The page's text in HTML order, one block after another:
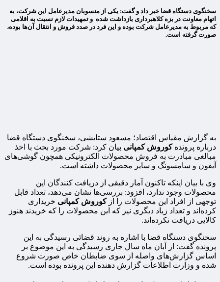
سخنگوی دستگاه قضا خبر داد و گفت: یکی از منسوبان مدیرعامل این شرکت، به
اتهام معاونت در بزه کلاهبرداری بازداشت شده و تمهیدات لازم نسبت به اقلامی
که مربوط به مدیرعامل شرکت بوده و این فرد در صدد فروش و انتقال آن‌ها بوده،
صورت گرفته است.
به گزارش مقیاس اقتصاد؛ مسعود ستایشی، سخنگوی دستگاه قضا
درباره پروندهکوروش کمپانی بیان کرد: شرکت مورد بحث با اخذ
مبالغی مبادرت به فروش محصولات الکترونیکی همچون گوشی‌های
آیفون و سامسونگ و سایر محصولات داشته است.
وی با بیان اینکه تاکنون آمار دقیقی از دریافت کنندگان این
محصولات وجود ندارد، افزود: بررسی‌ها نشان می‌دهد، تعداد قابل
توجهی از افراد این محصولات را ازکوروش کمپانی خریداری
کرده‌اند و تعداد زیاد دیگری نیز که این محصولات را که خریدند هنوز
کالایی دریافت نکرده‌اند.
سخنگوی دستگاه قضا با اشاره به روند قضائی رسیدگی به این
پرونده گفت: از آبان ماه سال جاری رسیدگی به این موضوع بر
اساس گزارش‌های واصله از سوی ضابطان خاص صورت شروع
شده و وزارت اطلاعات گزارش دهنده این پرونده بوده است.